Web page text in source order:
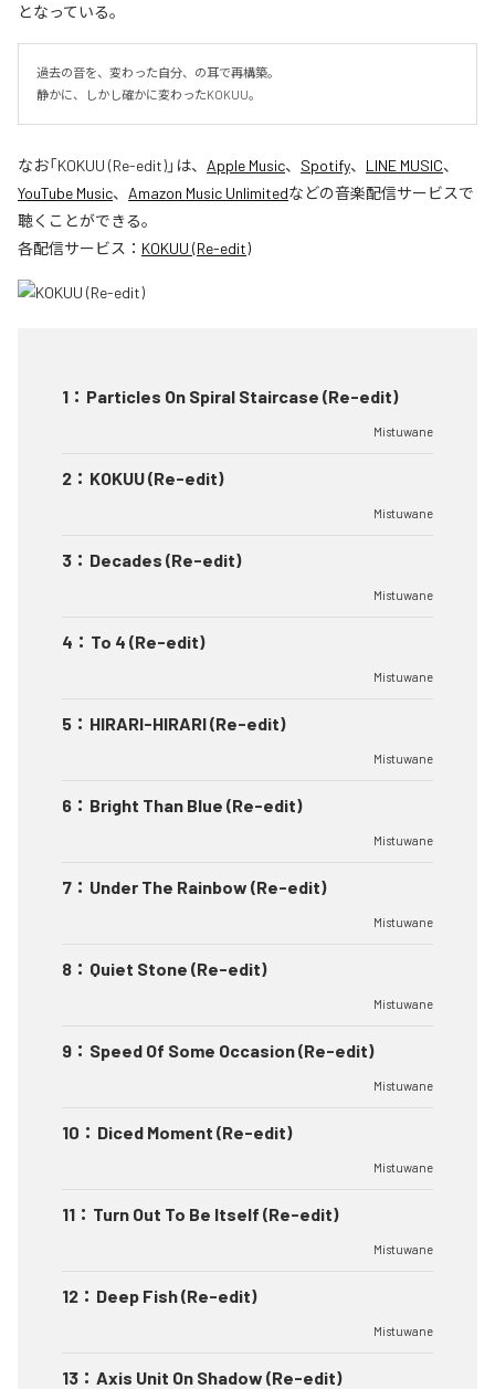
となっている。
過去の音を、変わった自分、の耳で再構築。
静かに、しかし確かに変わったKOKUU。
なお「KOKUU (Re-edit)」は、 Apple Music、 Spotify、 LINE MUSIC、
YouTube Music、 Amazon Music Unlimitedなどの音楽配信サービスで
聴くことができる。
各配信サービス： KOKUU (Re-edit)
1 ： Particles On Spiral Staircase (Re-edit)
Mistuwane
2 ： KOKUU (Re-edit)
Mistuwane
3 ： Decades (Re-edit)
Mistuwane
4 ： To 4 (Re-edit)
Mistuwane
5 ： HIRARI-HIRARI (Re-edit)
Mistuwane
6 ： Bright Than Blue (Re-edit)
Mistuwane
7 ： Under The Rainbow (Re-edit)
Mistuwane
8 ： Quiet Stone (Re-edit)
Mistuwane
9 ： Speed Of Some Occasion (Re-edit)
Mistuwane
10 ： Diced Moment (Re-edit)
Mistuwane
11 ： Turn Out To Be Itself (Re-edit)
Mistuwane
12 ： Deep Fish (Re-edit)
Mistuwane
13 ： Axis Unit On Shadow (Re-edit)